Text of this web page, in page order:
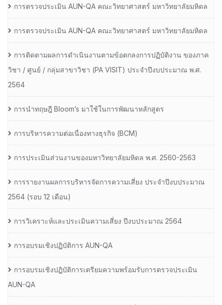
การตรวจประเมิน AUN-QA คณะวิทยาศาสตร์ มหาวิทยาลัยมหิดล
การตรวจประเมิน AUN-QA คณะวิทยาศาสตร์ มหาวิทยาลัยมหิดล
การติดตามผลการดำเนินงานตามข้อตกลงการปฏิบัติงาน ของภาค
วิชา / ศูนย์ / กลุ่มสาขาวิชา (PA VISIT) ประจำปีงบประมาณ พ.ศ.​
2564
การนำทฤษฎี Bloom’s มาใช้ในการพัฒนาหลักสูตร
การบริหารความต่อเนื่องทางธุรกิจ (BCM)
การประเมินส่วนงานของมหาวิทยาลัยมหิดล พ.ศ. 2560-2563
การรายงานผลการบริหารจัดการความเสี่ยง ประจำปีงบประมาณ
2564 (รอบ 12 เดือน)
การวิเคราะห์และประเมินความเสี่ยง ปีงบประมาณ 2564
การอบรมเชิงปฏิบัติการ AUN-QA
การอบรมเชิงปฏิบัติการเตรียมความพร้อมรับการตรวจประเมิน
AUN-QA